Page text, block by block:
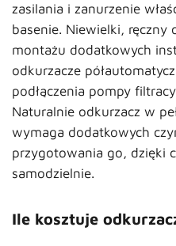
zasilania i zanurzenie
basenie. Niewielki, ręczny
montażu dodatkowych
odkurzacze
podłączenia pompy
Naturalnie odkurzacz w
wymaga dodatkowych
przygotowania go, dzięki
samodzielnie.
Ile kosztuje